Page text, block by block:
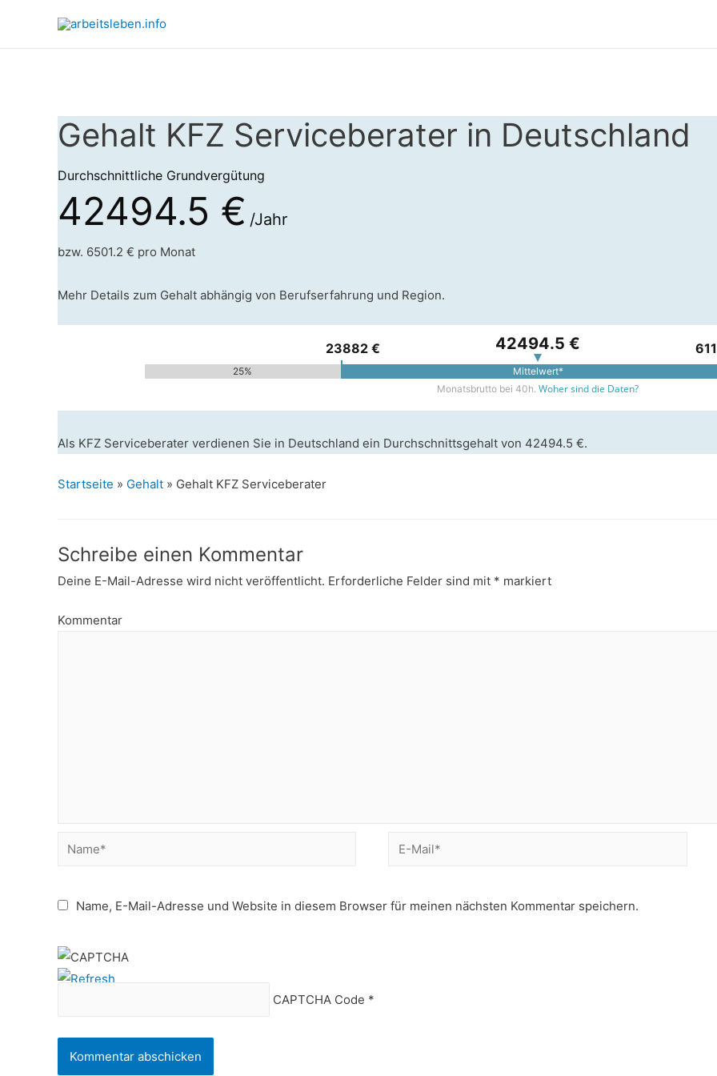
Gehalt KFZ Serviceberater in Deutschland
Durchschnittliche Grundvergütung
42494.5 € /Jahr
bzw. 6501.2 € pro Monat
Mehr Details zum Gehalt abhängig von Berufserfahrung und Region.
23882 € 42494.5 €
25%
Mittelwert*
Monatsbrutto bei 40h. Woher sind die Daten?
Als KFZ Serviceberater verdienen Sie in Deutschland ein Durchschnittsgehalt von 42494.5 €.
Startseite » Gehalt » Gehalt KFZ Serviceberater
Schreibe einen Kommentar
Deine E-Mail-Adresse wird nicht veröffentlicht. Erforderliche Felder sind mit * markiert
Kommentar
Name*
E-
Name, E-Mail-Adresse und Website in diesem Browser für meinen nächsten Kommentar speichern.
CAPTCHA Code *